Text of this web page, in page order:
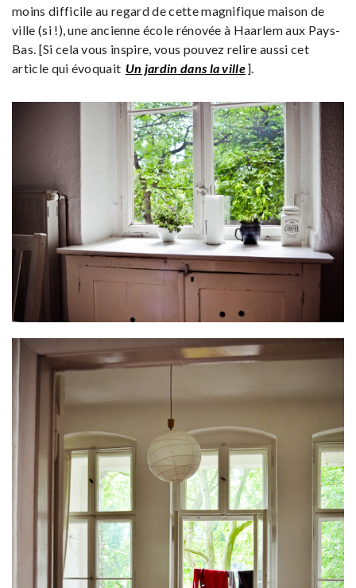
moins difficile au regard de cette magnifique maison de
ville (si !), une ancienne école rénovée à Haarlem aux Pays-
Bas. [Si cela vous inspire, vous pouvez relire aussi cet
article qui évoquait Un jardin dans la ville].